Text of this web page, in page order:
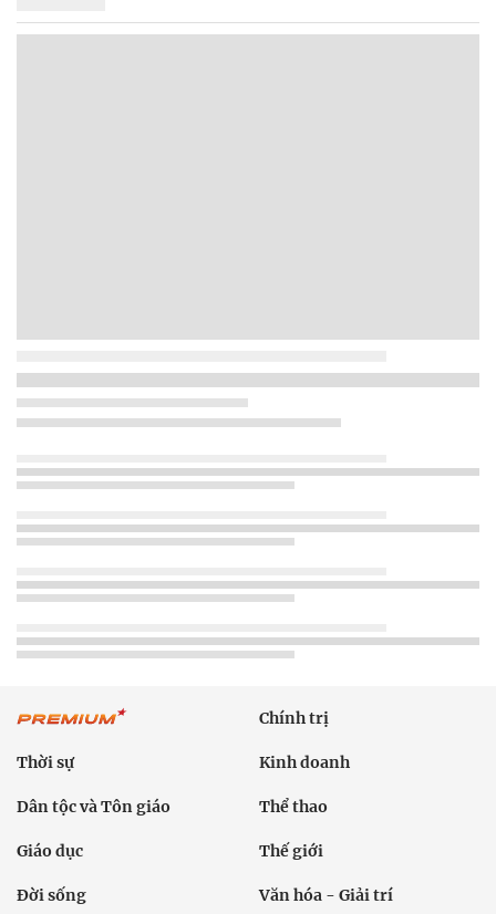
Chính trị
Thời sự Kinh doanh
Dân tộc và Tôn giáo Thể thao
Giáo dục Thế giới
Đời sống Văn hóa - Giải trí